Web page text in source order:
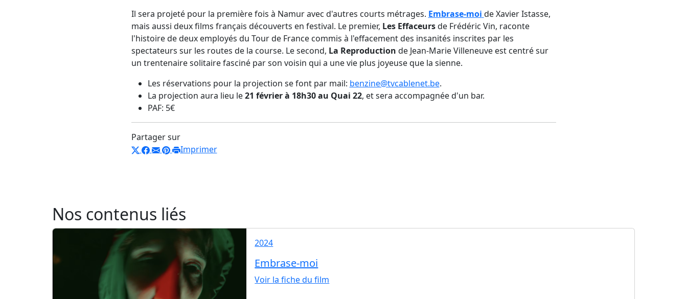
Il sera projeté pour la première fois à Namur avec d'autres courts métrages. Embrase-moi de Xavier Istasse,
mais aussi deux films français découverts en festival. Le premier, Les Effaceursde Frédéric Vin, raconte
l'histoire de deux employés du Tour de France commis à l'effacement des insanités inscrites par les
spectateurs sur les routes de la course. Le second, La Reproduction de Jean-Marie Villeneuve est centré sur
un trentenaire solitaire fasciné par son voisin qui a une vie plus joyeuse que la sienne.
Les réservations pour la projection se font par mail: benzine@tvcablenet.be.
La projection aura lieu le21 février à 18h30 au Quai 22, et sera accompagnée d'un bar.
PAF: 5€
Partager sur
Imprimer
Nos contenus liés
2024
Embrase-moi
Voir la fiche du film